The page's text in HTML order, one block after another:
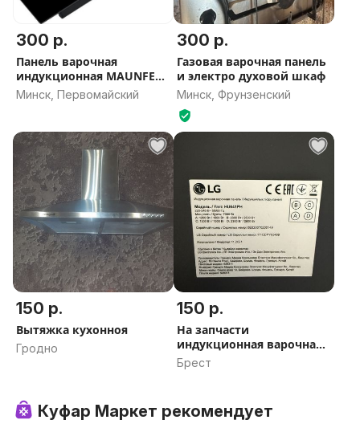
300 р.
Панель варочная
индукционная MAUNFELD
EVI.292-BK
Минск, Первомайский
300 р.
Газовая варочная панель
и электро духовой шкаф
Минск, Фрунзенский
150 р.
Вытяжка кухонноя
Гродно
150 р.
На запчасти
индукционная варочная
панель LG
Брест
Куфар Маркет рекомендует